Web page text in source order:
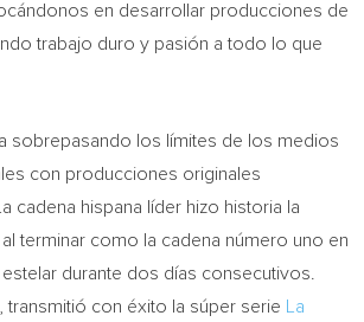
en desarrollar producciones de
trabajo duro y pasión a todo lo que
sobrepasando los límites de los medios
con producciones originales
cadena hispana líder hizo historia la
terminar como la cadena número uno en
durante dos días consecutivos.
transmitió con éxito la súper serie
La